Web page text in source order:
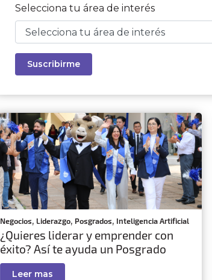
Selecciona tu área de interés
Negocios, Liderazgo, Posgrados, Inteligencia Artificial
¿Quieres liderar y emprender con
éxito? Así te ayuda un Posgrado
Leer mas